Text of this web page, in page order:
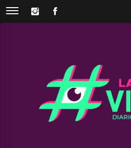
Skip
INSTAGRAM